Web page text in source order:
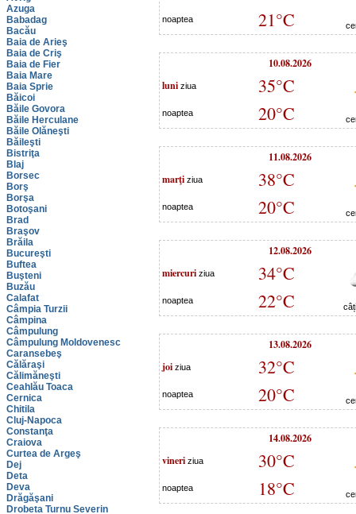
Azuga
Babadag
Bacău
Baia de Arieş
Baia de Criş
Baia de Fier
Baia Mare
Baia Sprie
Băicoi
Băile Govora
Băile Herculane
Băile Olăneşti
Băileşti
Bistriţa
Blaj
Borsec
Borş
Borşa
Botoşani
Brad
Braşov
Brăila
Bucureşti
Buftea
Buşteni
Buzău
Calafat
Câmpia Turzii
Câmpina
Câmpulung
Câmpulung Moldovenesc
Caransebeş
Călăraşi
Călimăneşti
Ceahlău Toaca
Cernica
Chitila
Cluj-Napoca
Constanţa
Craiova
Curtea de Argeş
Dej
Deta
Deva
Drăgăşani
Drobeta Turnu Severin
noaptea 21°C
10.08.2026
luni ziua 35°C
noaptea 20°C
11.08.2026
marţi ziua 38°C
noaptea 20°C
12.08.2026
miercuri ziua 34°C
noaptea 22°C
13.08.2026
joi ziua 32°C
noaptea 20°C
14.08.2026
vineri ziua 30°C
noaptea 18°C